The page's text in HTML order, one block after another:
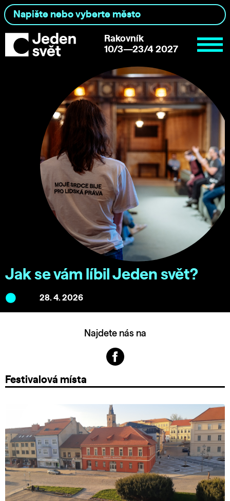
Rakovník
10/3—23/4 2027
Jak se vám líbil Jeden svět?
28. 4. 2026
Najdete nás na
Festivalová místa